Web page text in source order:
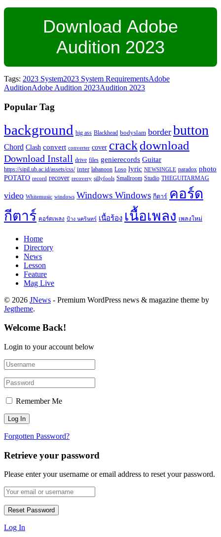
Download Adobe
Audition 2023
Tags: 2023 System2023 System RequirementsAdobe
AuditionAdobe Audition 2023Audition 2023
Popular Tag
background big ass Blackhead bodyslam border button
Chord Clash convert converter cover crackdownload
Download Install drive files genierecords Guitar
https://sipil.ub.ac.id/assets/css/ inter labanoon Loso lyric NEWSINGLE paradox photo
POTATO record recover recovery sillyfools Smallroom Studio THEGUITARMAG
video Whitemusic windows Windows Windows กีตาร์ คอร์ด
กีตาร์ คอร์ดเพลง ป้าง นครินทร์ เนื้อร้อง เนื้อเพลง เพลงใหม่
Home
Directory
News
Lesson
Feature
Mag Live
© 2026 JNews - Premium WordPress news & magazine theme by
Jegtheme.
Welcome Back!
Login to your account below
Remember Me
Forgotten Password?
Retrieve your password
Please enter your username or email address to reset your password.
Log In